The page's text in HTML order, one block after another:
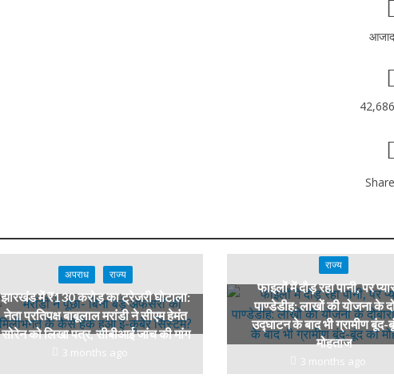
अपराध राज्य
झारखंड में ₹130 करोड़ का ट्रेजरी घोटाला:
नेता प्रतिपक्ष बाबूलाल मरांडी ने सीएम हेमंत
सोरेन को लिखा पत्र, सीबीआई जांच की मांग
3 months ago
राज्य
फाइलों में दौड़ रहा पानी, पर
पाण्डेडीह: लाखों की योजना के
उद्घाटन के बाद भी ग्रामीण बूंद-
मोहताज
3 months ago